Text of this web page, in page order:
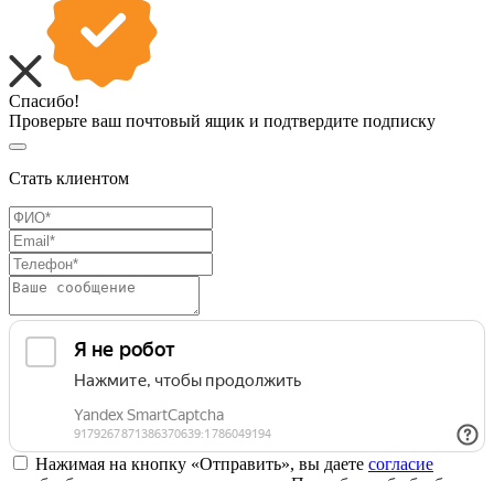
Спасибо!
Проверьте ваш почтовый ящик и подтвердите подписку
Стать клиентом
Нажимая на кнопку «Отправить», вы даете согласие